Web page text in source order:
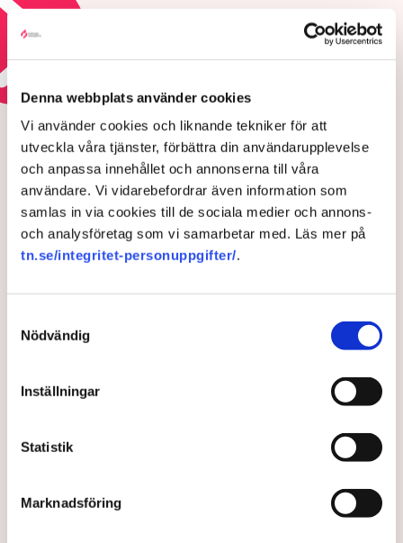
Denna webbplats använder cookies
Vi använder cookies och liknande tekniker för att
utveckla våra tjänster, förbättra din användarupplevelse
och anpassa innehållet och annonserna till våra
användare. Vi vidarebefordrar även information som
samlas in via cookies till de sociala medier och annons-
och analysföretag som vi samarbetar med. Läs mer på
tn.se/integritet-personuppgifter/.
Nödvändig
Inställningar
Statistik
Marknadsföring
Läs mer om kriget i ukraina
HOTEN MOT ÄGANDERÄTTEN
Polisens svar efter sabotagen i
Grimsås: ”Flera har gripits
och avlägsnats”
Det är polisens uppgift att upprätthålla allmän ordning och
säkerhet, vilket inkluderar att ingripa mot pågående
polisinspektör vid kommunikationsavdelningen i region Väst.
Bild: Privat, Mostphotos